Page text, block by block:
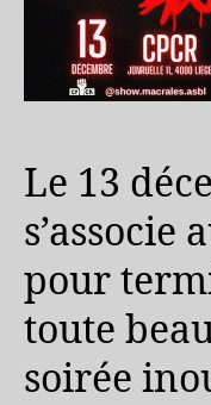
Le 13
s’associe
pour
toute
soirée